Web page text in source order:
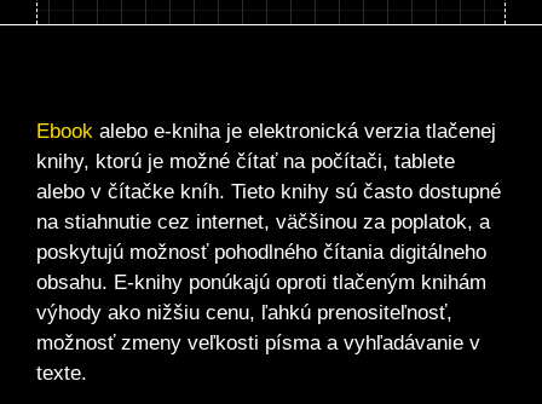
Ebook alebo e-kniha je elektronická verzia tlačenej
knihy, ktorú je možné čítať na počítači, tablete
alebo v čítačke kníh. Tieto knihy sú často dostupné
na stiahnutie cez internet, väčšinou za poplatok, a
poskytujú možnosť pohodlného čítania digitálneho
obsahu. E-knihy ponúkajú oproti tlačeným knihám
výhody ako nižšiu cenu, ľahkú prenositeľnosť,
možnosť zmeny veľkosti písma a vyhľadávanie v
texte.